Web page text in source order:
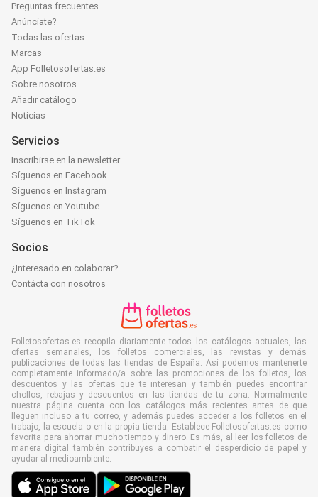
Preguntas frecuentes
Anúnciate?
Todas las ofertas
Marcas
App Folletosofertas.es
Sobre nosotros
Añadir catálogo
Noticias
Servicios
Inscribirse en la newsletter
Síguenos en Facebook
Síguenos en Instagram
Síguenos en Youtube
Síguenos en TikTok
Socios
¿Interesado en colaborar?
Contácta con nosotros
Folletosofertas.es recopila diariamente todos los catálogos actuales, las
ofertas semanales, los folletos comerciales, las revistas y demás
publicaciones de todas las tiendas de España. Así podemos mantenerte
completamente informado/a sobre las promociones de los folletos, los
descuentos y las ofertas que te interesan y también puedes encontrar
chollos, rebajas y descuentos en las tiendas de tu zona. Normalmente
nuestra página cuenta con los catálogos más recientes antes de que
lleguen incluso a tu correo, y además puedes acceder a los folletos en el
trabajo, la escuela o en la propia tienda. Establece Folletosofertas.es como
favorita para ahorrar mucho tiempo y dinero. Es más, al leer los folletos de
manera digital también contribuyes a combatir el desperdicio de papel y
ayudar al medioambiente.